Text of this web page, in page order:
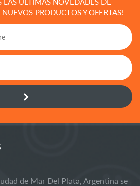
PRODUCTOS Y OFERTAS!
de Mar Del Plata, Argentina se